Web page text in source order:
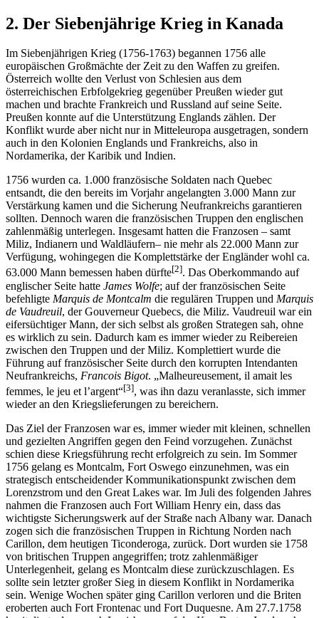
2. Der Siebenjährige Krieg in Kanada
Im Siebenjährigen Krieg (1756-1763) begannen 1756 alle
europäischen Großmächte der Zeit zu den Waffen zu greifen.
Österreich wollte den Verlust von Schlesien aus dem
österreichischen Erbfolgekrieg gegenüber Preußen wieder gut
machen und brachte Frankreich und Russland auf seine Seite.
Preußen konnte auf die Unterstützung Englands zählen. Der
Konflikt wurde aber nicht nur in Mitteleuropa ausgetragen, sondern
auch in den Kolonien Englands und Frankreichs, also in
Nordamerika, der Karibik und Indien.
1756 wurden ca. 1.000 französische Soldaten nach Quebec
entsandt, die den bereits im Vorjahr angelangten 3.000 Mann zur
Verstärkung kamen und die Sicherung Neufrankreichs garantieren
sollten. Dennoch waren die französischen Truppen den englischen
zahlenmäßig unterlegen. Insgesamt hatten die Franzosen – samt
Miliz, Indianern und Waldläufern– nie mehr als 22.000 Mann zur
Verfügung, wohingegen die Komplettstärke der Engländer wohl ca.
63.000 Mann bemessen haben dürfte[2]. Das Oberkommando auf
englischer Seite hatte James Wolfe; auf der französischen Seite
befehligte Marquis de Montcalm die regulären Truppen und Marquis
de Vaudreuil, der Gouverneur Quebecs, die Miliz. Vaudreuil war ein
eifersüchtiger Mann, der sich selbst als großen Strategen sah, ohne
es wirklich zu sein. Dadurch kam es immer wieder zu Reibereien
zwischen den Truppen und der Miliz. Komplettiert wurde die
Führung auf französischer Seite durch den korrupten Intendanten
Neufrankreichs, Francois Bigot. „Malheureusement, il amait les
femmes, le jeu et l’argent“[3], was ihn dazu veranlasste, sich immer
wieder an den Kriegslieferungen zu bereichern.
Das Ziel der Franzosen war es, immer wieder mit kleinen, schnellen
und gezielten Angriffen gegen den Feind vorzugehen. Zunächst
schien diese Kriegsführung recht erfolgreich zu sein. Im Sommer
1756 gelang es Montcalm, Fort Oswego einzunehmen, was ein
strategisch entscheidender Kommunikationspunkt zwischen dem
Lorenzstrom und den Great Lakes war. Im Juli des folgenden Jahres
nahmen die Franzosen auch Fort William Henry ein, dass das
wichtigste Sicherungswerk auf der Straße nach Albany war. Danach
zogen sich die französischen Truppen in Richtung Norden nach
Carillon, dem heutigen Ticonderoga, zurück. Dort wurden sie 1758
von britischen Truppen angegriffen; trotz zahlenmäßiger
Unterlegenheit, gelang es Montcalm diese zurückzuschlagen. Es
sollte sein letzter großer Sieg in diesem Konflikt in Nordamerika
sein. Wenige Wochen später ging Carillon verloren und die Briten
eroberten auch Fort Frontenac und Fort Duquesne. Am 27.7.1758